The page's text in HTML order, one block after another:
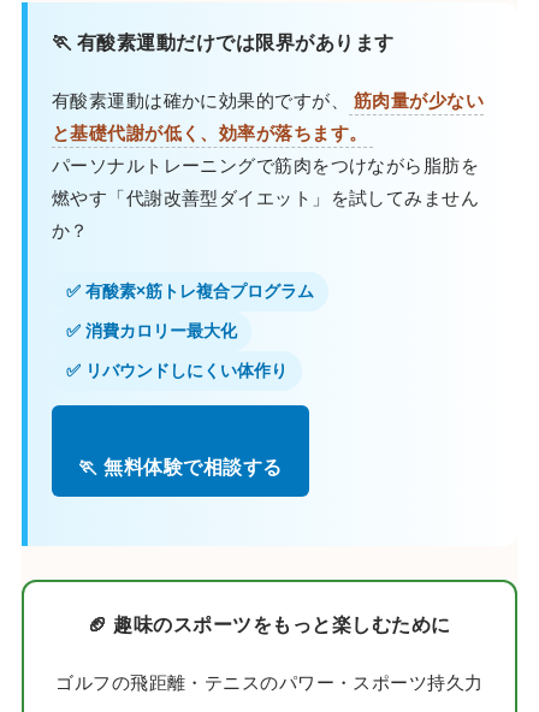
🏃 有酸素運動だけでは限界があります
有酸素運動は確かに効果的ですが、
筋肉量が少ない
と基礎代謝が低く、効率が落ちます。
パーソナルトレーニングで筋肉をつけながら脂肪を
燃やす「代謝改善型ダイエット」を試してみません
か？
✅ 有酸素×筋トレ複合プログラム
✅ 消費カロリー最大化
✅ リバウンドしにくい体作り
🏃 無料体験で相談する
🏈 趣味のスポーツをもっと楽しむために
ゴルフの飛距離・テニスのパワー・スポーツ持久力